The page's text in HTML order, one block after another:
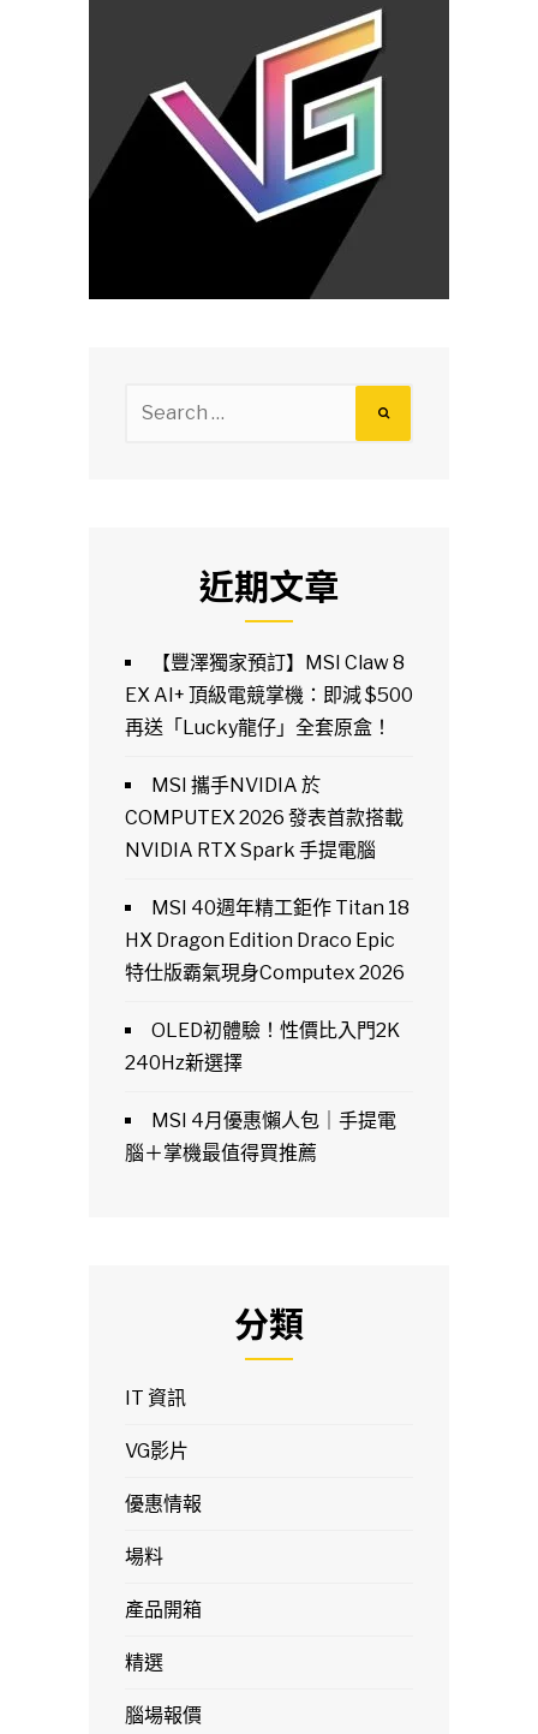
近期文章
【豐澤獨家預訂】MSI Claw 8
EX AI+ 頂級電競掌機：即減 $500
再送「Lucky龍仔」全套原盒！
MSI 攜手NVIDIA 於
COMPUTEX 2026 發表首款搭載
NVIDIA RTX Spark 手提電腦
MSI 40週年精工鉅作 Titan 18
HX Dragon Edition Draco Epic
特仕版霸氣現身Computex 2026
OLED初體驗！性價比入門2K
240Hz新選擇
MSI 4月優惠懶人包｜手提電
腦＋掌機最值得買推薦
分類
IT 資訊
VG影片
優惠情報
場料
產品開箱
精選
腦場報價